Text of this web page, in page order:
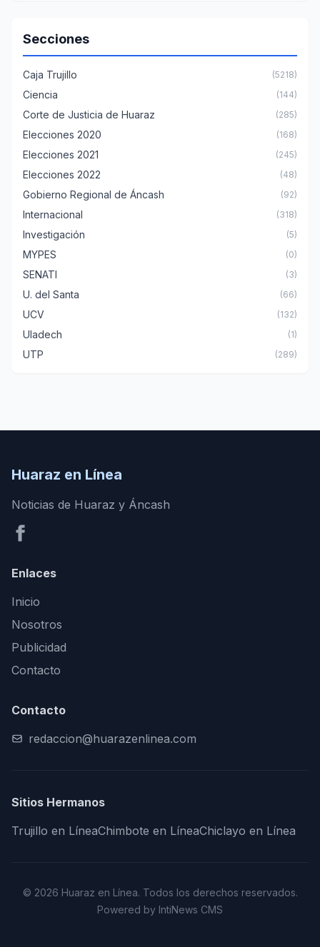
Secciones
Caja Trujillo (5218)
Ciencia (144)
Corte de Justicia de Huaraz (285)
Elecciones 2020 (168)
Elecciones 2021 (245)
Elecciones 2022 (48)
Gobierno Regional de Áncash (92)
Internacional (318)
Investigación (5)
MYPES (0)
SENATI (3)
U. del Santa (66)
UCV (132)
Uladech (1)
UTP (289)
Huaraz en Línea
Noticias de Huaraz y Áncash
Enlaces
Inicio
Nosotros
Publicidad
Contacto
Contacto
redaccion@huarazenlinea.com
Sitios Hermanos
Trujillo en LíneaChimbote en LíneaChiclayo en Línea
© 2026 Huaraz en Línea. Todos los derechos reservados.
Powered by IntiNews CMS